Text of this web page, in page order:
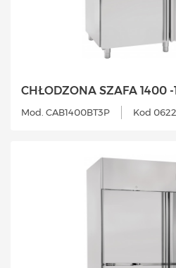
CHŁODZONA SZAFA 1400 -
Mod. CAB1400BT3P Kod